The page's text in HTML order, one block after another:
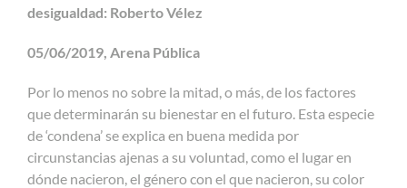
desigualdad: Roberto Vélez
05/06/2019, Arena Pública
Por lo menos no sobre la mitad, o más, de los factores
que determinarán su bienestar en el futuro. Esta especie
de ‘condena’ se explica en buena medida por
circunstancias ajenas a su voluntad, como el lugar en
dónde nacieron, el género con el que nacieron, su color